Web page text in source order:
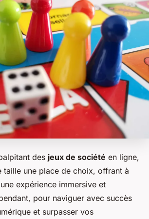
des jeux de société en ligne,
taille une place de choix, offrant à
expérience immersive et
pour naviguer avec succès
et surpasser vos